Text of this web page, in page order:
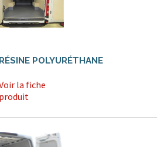
POLYURÉTHANE
la fiche
produit